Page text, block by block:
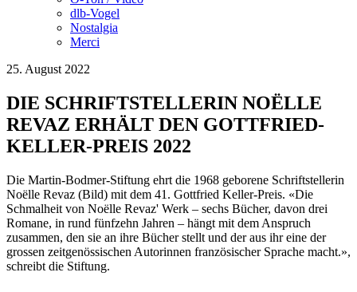
dlb-Vogel
Nostalgia
Merci
25. August 2022
DIE SCHRIFTSTELLERIN NOËLLE
REVAZ ERHÄLT DEN GOTTFRIED-
KELLER-PREIS 2022
Die Martin-Bodmer-Stiftung ehrt die 1968 geborene Schriftstellerin
Noëlle Revaz (Bild) mit dem 41. Gottfried Keller-Preis. «Die
Schmalheit von Noëlle Revaz' Werk – sechs Bücher, davon drei
Romane, in rund fünfzehn Jahren – hängt mit dem Anspruch
zusammen, den sie an ihre Bücher stellt und der aus ihr eine der
grossen zeitgenössischen Autorinnen französischer Sprache macht.»,
schreibt die Stiftung.